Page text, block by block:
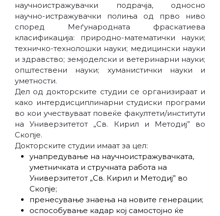
научнoистражувачки подрачја, односно
научно-истражувачки полиња од прво ниво
според Меѓународната фраскатиева
класификација: природно-математички науки;
техничко-технолошки науки; медицински науки
и здравство; земјоделски и ветеринарни науки;
општествени науки; хуманистички науки и
уметности.
Дел од докторските студии се организираат и
како интердисциплинарни студиски програми
во кои учествуваат повеќе факултети/институти
на Универзитетот „Св. Кирил и Методиј” во
Скопје.
Докторските студии имаат за цел:
унапредување на научноистражувачката,
уметничката и стручната работа на
Универзитетот „Св. Кирил и Методиј” во
Скопје;
пренесување знаења на новите генерации;
оспособување кадар кој самостојно ќе